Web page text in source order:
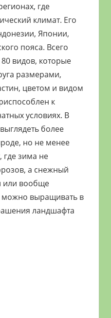
где
климат. Его
Японии,
пояса. Всего
видов, которые
размерами,
цветом и видом
к
условиях. В
более
но не менее
где зима не
а снежный
или вообще
можно выращивать в
ландшафта